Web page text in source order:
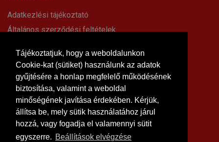
Tájékoztatjuk, hogy a weboldalunkon
Cookie-kat (sütiket) használunk az adatok
gyűjtésére a honlap megfelelő működésének
biztosítása, valamint a weboldal
minőségének javítása érdekében. Kérjük,
állítsa be, mely sütik használatához járul
hozzá, vagy fogadja el valamennyi sütit
egyszerre. Beállítások elvégzése
Adatkezlési tájékoztató
Általános szerződési feltételek
Impresszum
Süti beállítások
Információk
Hírek, cikkek
Kapcsolat
Letölthető dokumentumok